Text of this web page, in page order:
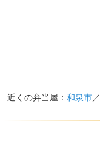
近くの弁当屋： 和泉市／